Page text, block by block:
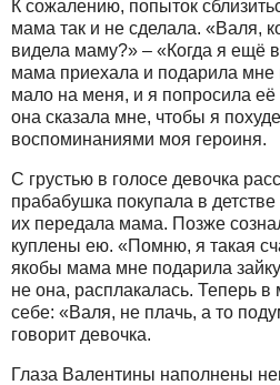
К сожалению, попыток
мама так и не сделала. «Валя,
видела маму?» – «Когда я ещё
мама приехала и подарила мне
мало на меня, и я попросила её
она сказала мне, чтобы я
воспоминаниями моя героиня.
С грустью в голосе девочка
прабабушка покупала в
их передала мама. Позже
куплены ею. «Помню, я такая
якобы мама мне подарила
не она, расплакалась. Теперь в
себе: «Валя, не плачь, а то
говорит девочка.
Глаза Валентины наполнены